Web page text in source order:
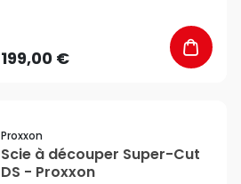
199,00 €
Proxxon
Scie à découper Super-Cut
DS - Proxxon